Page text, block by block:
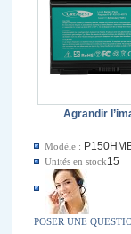
Agrandir
Modèle :
Unités en stock15
POSER UNE